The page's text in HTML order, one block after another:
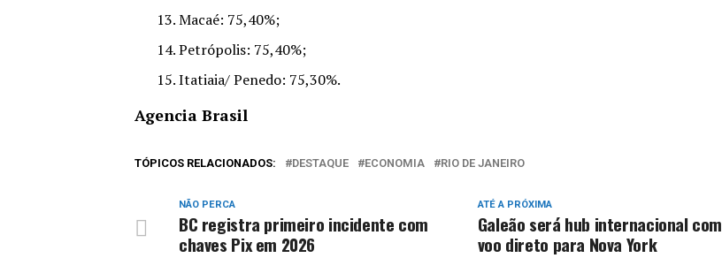
Macaé: 75,40%;
Petrópolis: 75,40%;
Itatiaia/ Penedo: 75,30%.
Agencia Brasil
TÓPICOS RELACIONADOS: DESTAQUE ECONOMIA RIO DE JANEIRO
ATÉ A PRÓXIMA
Galeão será hub internacional com
voo direto para Nova York
NÃO PERCA
BC registra primeiro incidente com
chaves Pix em 2026